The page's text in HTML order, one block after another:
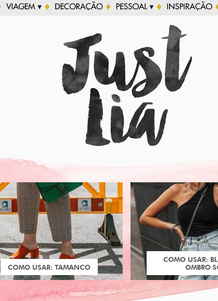
VIAGEM ▾ DECORAÇÃO PESSOAL ▾ INSPIRAÇÃO
COMO USAR: TAMANCO
COMO USAR:
OMBRO